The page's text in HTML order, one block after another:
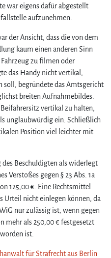
n
F
l
m
e
n
e
i
n
e
r
f
a
s
t
e
l
e
war eigens dafür abgestellt
aufzunehmen.
der Ansicht, dass die von dem
kaum einen anderen Sinn
zu filmen oder
das Handy nicht vertikal,
soll, begründete das Amtsgericht
breiten Aufnahmebildes.
vertikal zu halten,
unglaubwürdig ein. Schließlich
Position viel leichter mit
des Beschuldigten als widerlegt
Verstoßes gegen § 23 Abs. 1a
125,00 €. Eine Rechtsmittel
Urteil nicht einlegen können, da
nur zulässig ist, wenn gegen
mehr als 250,00 € festgesetzt
ist.
für Strafrecht aus Berlin